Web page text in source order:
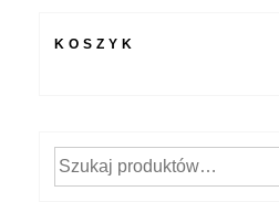
KOSZYK
Szukaj: